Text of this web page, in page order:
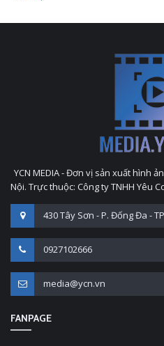
YCN MEDIA - Đơn vị sản xuất hình
Nội. Trực thuộc: Công ty TNHH Yêu
430 Tây Sơn - P. Đống Đa -
0927102666
media@ycn.vn
FANPAGE